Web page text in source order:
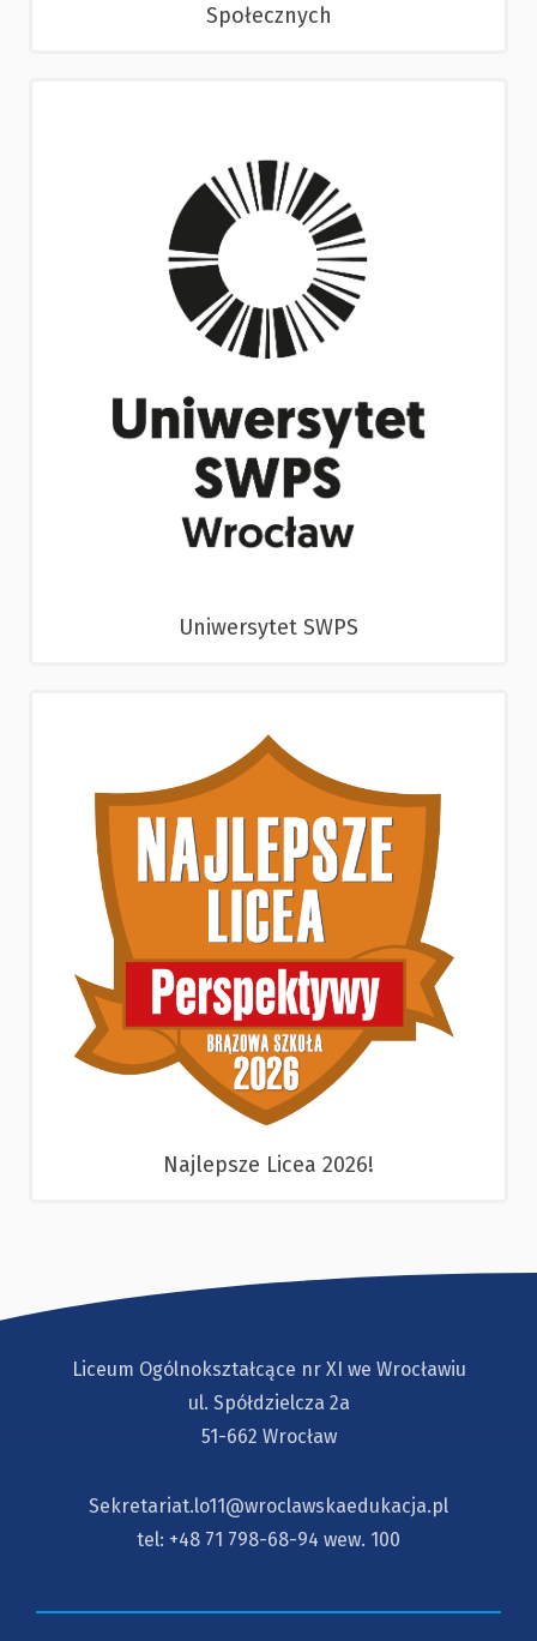
Społecznych
Uniwersytet SWPS
Najlepsze Licea 2026!
Liceum Ogólnokształcące nr XI we Wrocławiu
ul. Spółdzielcza 2a
51-662 Wrocław
Sekretariat.lo11@wroclawskaedukacja.pl
tel: +48 71 798-68-94 wew. 100